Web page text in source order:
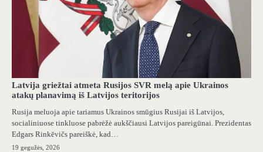
Latvija griežtai atmeta Rusijos SVR melą apie Ukrainos
atakų planavimą iš Latvijos teritorijos
Rusija meluoja apie tariamus Ukrainos smūgius Rusijai iš Latvijos,
socialiniuose tinkluose pabrėžė aukščiausi Latvijos pareigūnai. Prezidentas
Edgars Rinkēvičs pareiškė, kad…
19 gegužės, 2026